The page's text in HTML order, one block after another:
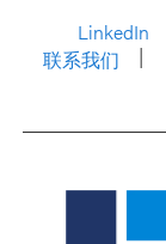
LinkedIn
联系我们